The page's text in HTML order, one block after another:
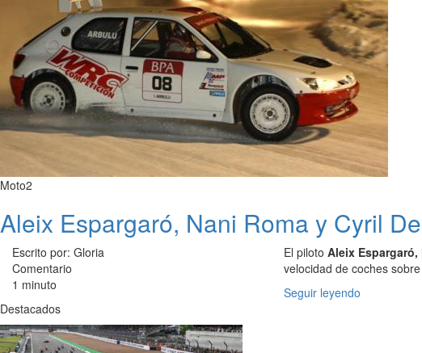
Moto2
Aleix Espargaró, Nani Roma y Cyril
Escrito por: Gloria
Comentario
1 minuto
El piloto Aleix Espargaró,
velocidad de coches
Seguir leyendo
Destacados